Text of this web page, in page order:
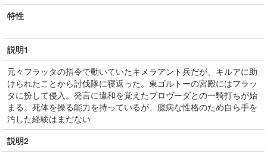
特性
説明1
元々フラッタの指令で動いていたキメラアント兵だが、キルアに助
けられたことから討伐隊に寝返った。東ゴルトーの宮殿にはフラッ
タに扮して侵入。発言に違和を覚えたブロヴーダとの一騎打ちが始
まる。死体を操る能力を持っているが、臆病な性格のため自ら手を
汚した経験はまだない
説明2